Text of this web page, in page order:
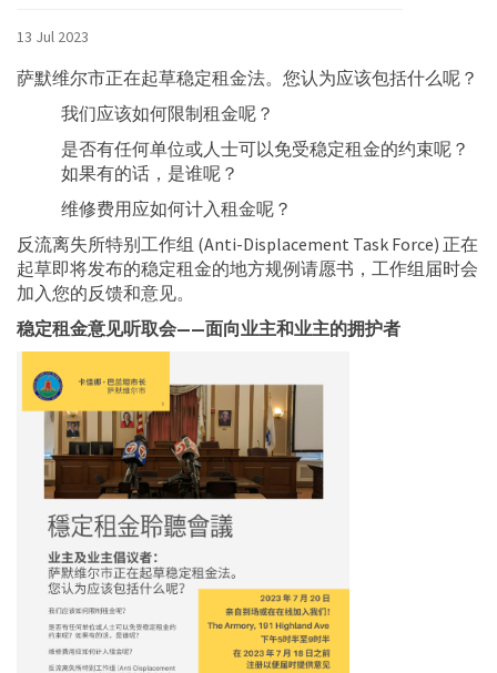
13 Jul 2023
萨默维尔市正在起草稳定租金法。您认为应该包括什么呢？
我们应该如何限制租金呢？
是否有任何单位或人士可以免受稳定租金的约束呢？
如果有的话，是谁呢？
维修费用应如何计入租金呢？
反流离失所特别工作组 (Anti-Displacement Task Force) 正在
起草即将发布的稳定租金的地方规例请愿书，工作组届时会
加入您的反馈和意见。
稳定租金意见听取会——面向业主和业主的拥护者